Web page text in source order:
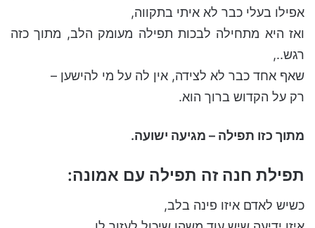
אפילו בעלי כבר לא איתי בתקווה,
ואז היא מתחילה לבכות תפילה מעומק הלב, מתוך כזה
רגש..,
שאף אחד כבר לא לצידה, אין לה על מי להישען –
רק על הקדוש ברוך הוא.
מתוך כזו תפילה – מגיעה ישועה.
תפילת חנה זה תפילה עם אמונה:
כשיש לאדם איזו פינה בלב,